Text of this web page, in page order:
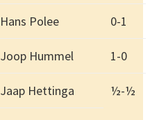
Hans Polee 0-1
Joop Hummel 1-0
Jaap Hettinga ½-½